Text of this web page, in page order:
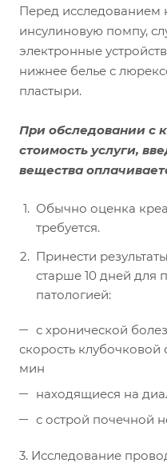
Перед исследованием
инсулиновую помпу,
электронные
нижнее белье с
пластыри.
При обследовании с
стоимость услуги,
вещества
Обычно оценка
требуется.
Принести
старше 10 дней для
патологией:
с хронической
скорость
мин
находящиеся на
с острой почечной
3. Исследование